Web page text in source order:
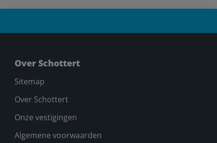
Over Schottert
Sitemap
Over Schottert
Onze vestigingen
Algemene voorwaarden